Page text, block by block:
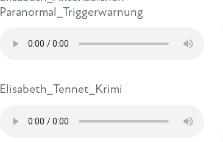
Paranormal_Triggerwarnung
Elisabeth_Tennet_Krimi